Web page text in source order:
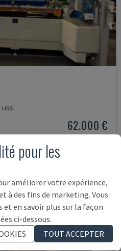
62.000 €
pour les
améliorer votre expérience,
à des fins de marketing. Vous
et en savoir plus sur la façon
ci-dessous.
TOUT ACCEPTER